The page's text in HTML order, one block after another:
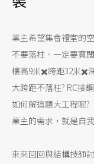
業主希望集會禮堂的
不要落柱、一定要寬闊
樓高9米✖️跨距32米✖️
大跨距不落柱? RC接
如何解這題大工程呢?
業主的需求，就是自
來來回回與結構技師